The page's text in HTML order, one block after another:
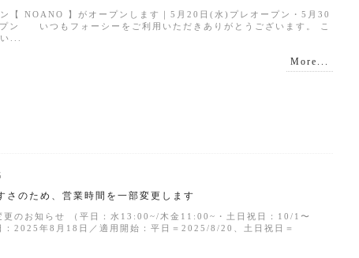
【 NOANO 】がオープンします｜5月20日(水)プレオープン・5月30
ン いつもフォーシーをご利用いただきありがとうございます。 こ
...
More...
さのため、営業時間を一部変更します
更のお知らせ （平日：水13:00~/木金11:00~・土日祝日：10/1〜
2025年8月18日／適用開始：平日＝2025/8/20、土日祝日＝